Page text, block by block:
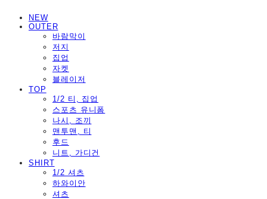
NEW
OUTER
바람막이
저지
집업
자켓
블레이저
TOP
1/2 티, 집업
스포츠 유니폼
나시, 조끼
맨투맨, 티
후드
니트, 가디건
SHIRT
1/2 셔츠
하와이안
셔츠